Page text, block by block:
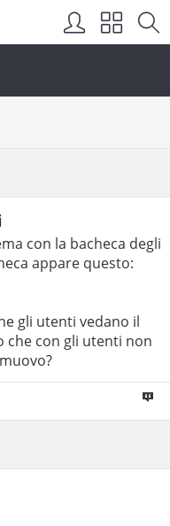
con la bacheca degli
appare questo:
gli utenti vedano il
che con gli utenti non